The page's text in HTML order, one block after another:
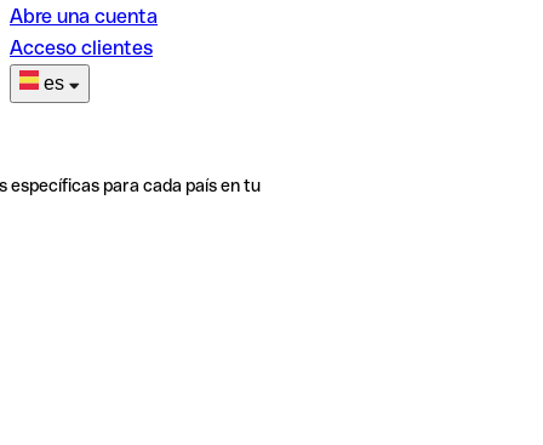
Abre una cuenta
Acceso clientes
es
específicas para cada país en tu